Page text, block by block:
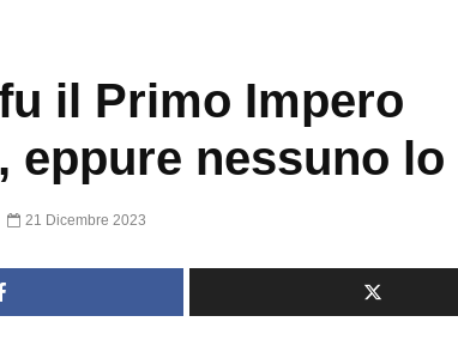
il Primo Impero
eppure nessuno lo
21 Dicembre 2023